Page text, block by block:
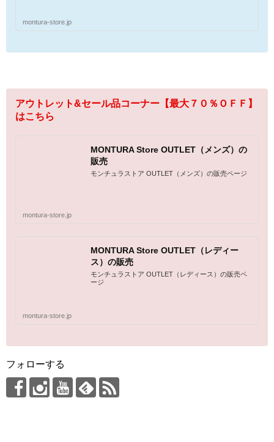
montura-store.jp
アウトレット&セール品コーナー【最大７０％ＯＦＦ】
はこちら
MONTURA Store OUTLET（メンズ）の
販売
モンチュラストア OUTLET（メンズ）の販売ページ
montura-store.jp
MONTURA Store OUTLET（レディー
ス）の販売
モンチュラストア OUTLET（レディース）の販売ペ
ージ
montura-store.jp
フォローする